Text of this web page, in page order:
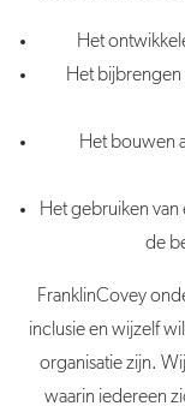
Het
Het bijbrengen
Het bouwen
Het gebruiken
de
FranklinCovey
inclusie en wijzelf
organisatie zijn.
waarin iedereen